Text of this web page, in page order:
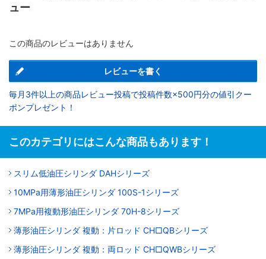
ュー
この商品のレビューはありません
レビューを書く
毎月3件以上の商品レビュー投稿で投稿件数×500円分の値引クー
ポンプレゼント！
このカテゴリにはこんな商品もあります！
スリム低油圧シリンダ DAHシリーズ
10MPa用薄形油圧シリンダ 100S-1シリーズ
7MPa用複動形油圧シリンダ 70H-8シリーズ
薄形油圧シリンダ 複動：片ロッド CH□QBシリーズ
薄形油圧シリンダ 複動：両ロッド CH□QWBシリーズ